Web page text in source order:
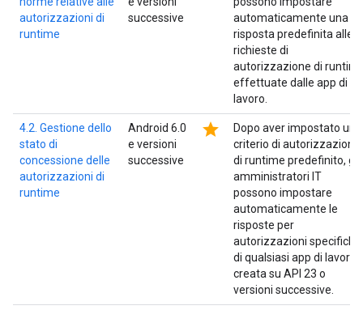
autorizzazioni di
runtime
successive
automaticamente una
risposta predefinita alle
richieste di
autorizzazione di
effettuate dalle app di
lavoro.
4.2. Gestione dello
stato di
concessione delle
autorizzazioni di
runtime
Android 6.0
e versioni
successive
star
Dopo aver impostato un
criterio di autorizzazione
di runtime predefinito, gli
amministratori IT
possono impostare
automaticamente le
risposte per
autorizzazioni specifiche
di qualsiasi app di lavoro
creata su API 23 o
versioni successive.